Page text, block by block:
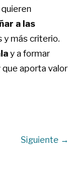
a las
y más criterio.
y a formar
que aporta valor
Siguiente →